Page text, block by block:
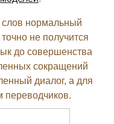
слов нормальный
не получится
до совершенства
сокращений
диалог, а для
переводчиков.